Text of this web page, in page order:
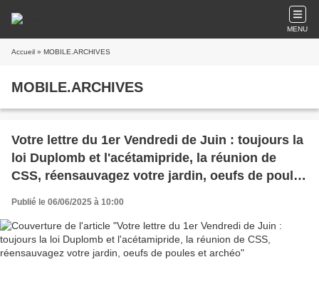
MENU
Accueil » MOBILE.ARCHIVES
MOBILE.ARCHIVES
Votre lettre du 1er Vendredi de Juin : toujours la
loi Duplomb et l'acétamipride, la réunion de
CSS, réensauvagez votre jardin, oeufs de poules
et archéo
Publié le 06/06/2025 à 10:00